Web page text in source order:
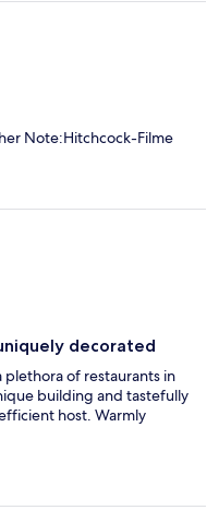
Note:Hitchcock-Filme
decorated
of restaurants in
building and tastefully
host. Warmly